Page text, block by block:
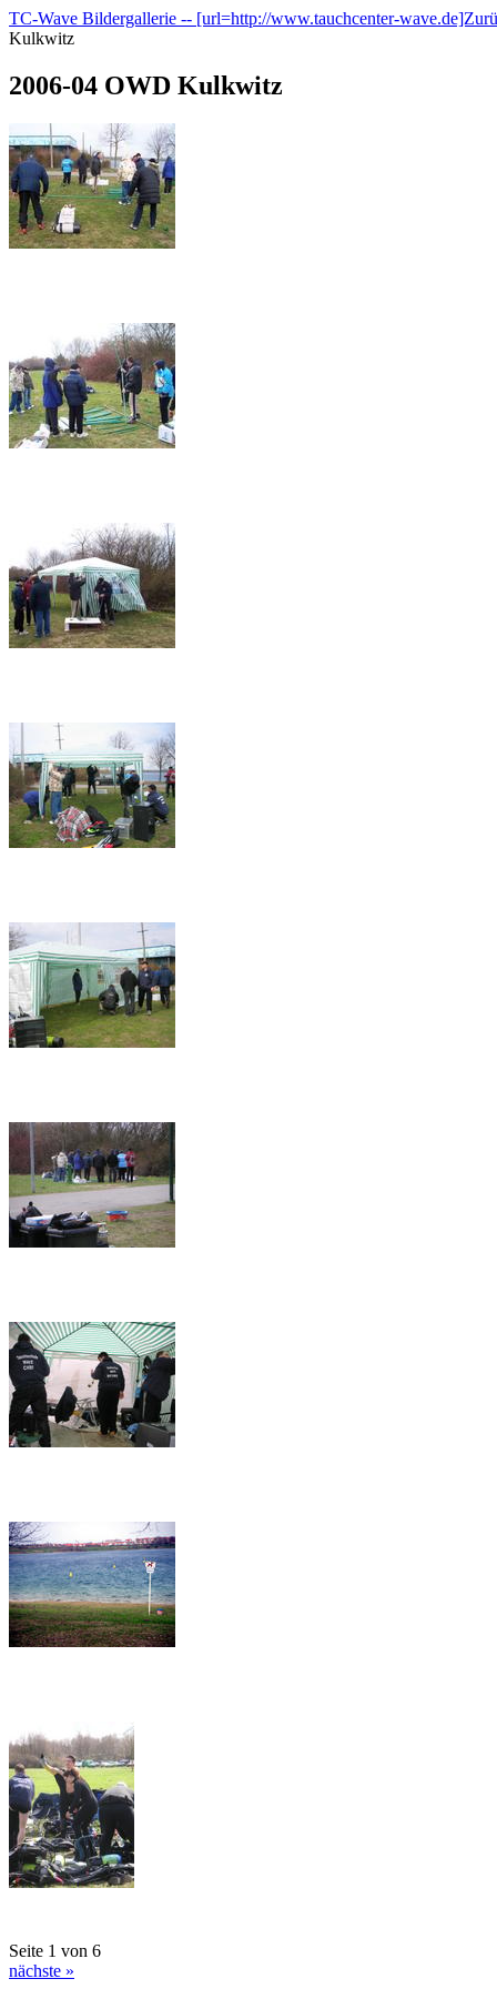
TC-Wave Bildergallerie -- [url=http://www.tauchcenter-
Kulkwitz
2006-04 OWD Kulkwitz
Seite 1 von 6
nächste »